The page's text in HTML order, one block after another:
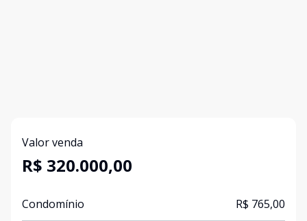
Valor venda
R$ 320.000,00
Condomínio R$ 765,00